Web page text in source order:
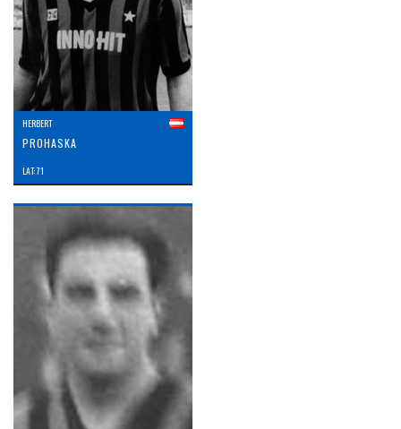
HERBERT
PROHASKA
LAT: 71